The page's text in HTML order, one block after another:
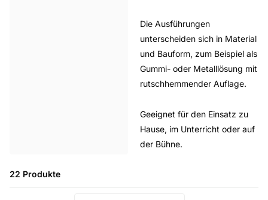
Die Ausführungen
unterscheiden sich in Material
und Bauform, zum Beispiel als
Gummi- oder Metalllösung mit
rutschhemmender Auflage.
Geeignet für den Einsatz zu
Hause, im Unterricht oder auf
der Bühne.
22 Produkte